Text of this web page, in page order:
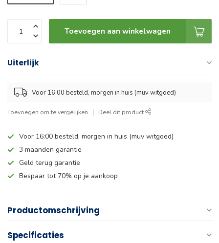
Toevoegen aan winkelwagen
Uiterlijk
Voor 16:00 besteld, morgen in huis (muv witgoed)
Toevoegen om te vergelijken Deel dit product
Voor 16:00 besteld, morgen in huis (muv witgoed)
3 maanden garantie
Geld terug garantie
Bespaar tot 70% op je aankoop
Productomschrijving
Specificaties